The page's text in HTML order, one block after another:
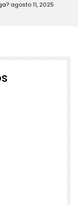
agosto 11, 2025